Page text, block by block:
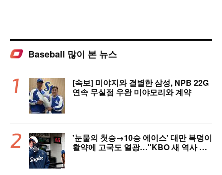
Baseball 많이 본 뉴스
[속보] 미야지와 결별한 삼성, NPB 22G
연속 무실점 우완 미야모리와 계약
'눈물의 첫승→10승 에이스' 대만 복덩이
활약에 고국도 열광…"KBO 새 역사 썼